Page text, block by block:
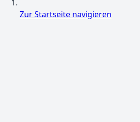
Zur Startseite navigieren